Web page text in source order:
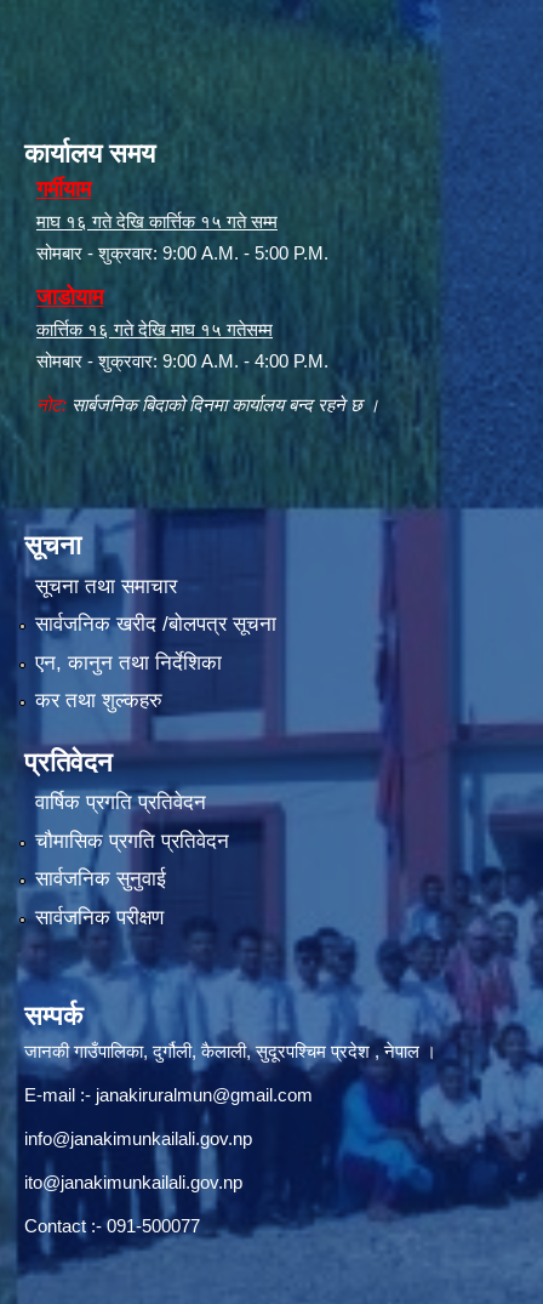
कार्यालय समय
गर्मीयाम
माघ १६ गते देखि कार्त्तिक १५ गते सम्म
सोमबार - शुक्रवार: 9:00 A.M. - 5:00 P.M.
जाडोयाम
कार्त्तिक १६ गते देखि माघ १५ गतेसम्म
सोमबार - शुक्रवार: 9:00 A.M. - 4:00 P.M.
नोट: सार्बजनिक बिदाको दिनमा कार्यालय बन्द रहने छ ।
सूचना
सूचना तथा समाचार
सार्वजनिक खरीद /बोलपत्र सूचना
एन, कानुन तथा निर्देशिका
कर तथा शुल्कहरु
प्रतिवेदन
वार्षिक प्रगति प्रतिवेदन
चौमासिक प्रगति प्रतिवेदन
सार्वजनिक सुनुवाई
सार्वजनिक परीक्षण
सम्पर्क
जानकी गाउँपालिका, दुर्गौली, कैलाली, सुदूरपश्चिम प्रदेश , नेपाल ।
E-mail :- janakiruralmun@gmail.com
info@janakimunkailali.gov.np
ito@janakimunkailali.gov.np
Contact :- 091-500077